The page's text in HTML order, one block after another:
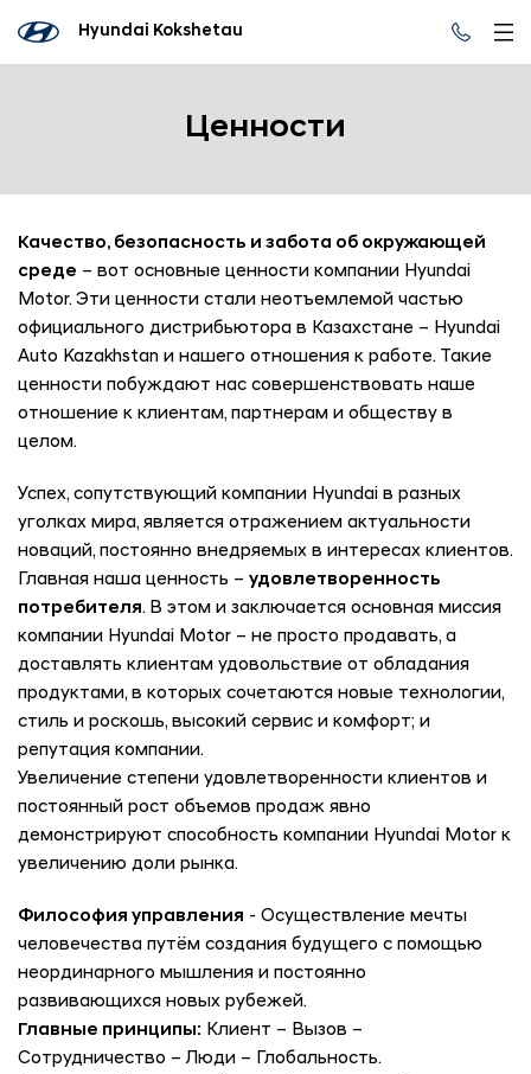
Hyundai Kokshetau
Ценности
Качество, безопасность и забота об окружающей
среде – вот основные ценности компании Hyundai
Motor. Эти ценности стали неотъемлемой частью
официального дистрибьютора в Казахстане – Hyundai
Auto Kazakhstan и нашего отношения к работе. Такие
ценности побуждают нас совершенствовать наше
отношение к клиентам, партнерам и обществу в
целом.
Успех, сопутствующий компании Hyundai в разных
уголках мира, является отражением актуальности
новаций, постоянно внедряемых в интересах клиентов.
Главная наша ценность – удовлетворенность
потребителя. В этом и заключается основная миссия
компании Hyundai Motor – не просто продавать, а
доставлять клиентам удовольствие от обладания
продуктами, в которых сочетаются новые технологии,
стиль и роскошь, высокий сервис и комфорт; и
репутация компании.
Увеличение степени удовлетворенности клиентов и
постоянный рост объемов продаж явно
демонстрируют способность компании Hyundai Motor к
увеличению доли рынка.
Философия управления - Осуществление мечты
человечества путём создания будущего с помощью
неординарного мышления и постоянно
развивающихся новых рубежей.
Главные принципы: Клиент – Вызов –
Сотрудничество – Люди – Глобальность.